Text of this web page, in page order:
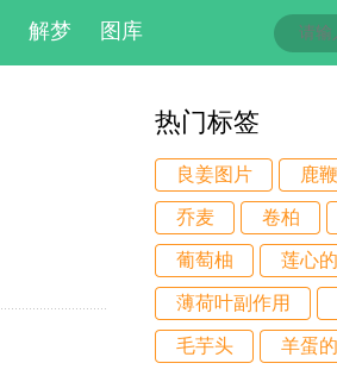
解梦 图库
热门标签
良姜图片 鹿鞭
乔麦 卷柏
葡萄柚 莲心
薄荷叶副作用
毛芋头 羊蛋